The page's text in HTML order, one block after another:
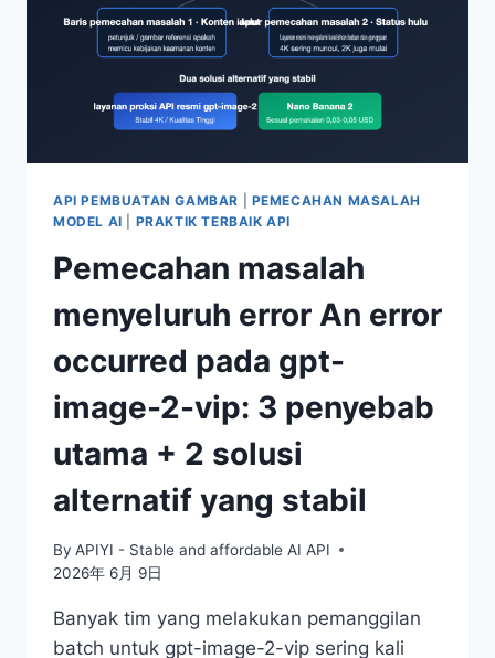
PER
GAMBAR,
MAKSIMAL
GAMBAR,
DAN
PRAKTIS
UNTUK
MASALAH
API PEMBUATAN GAMBAR
PEMECAHAN MASALAH
MODEL AI
PRAKTIK TERBAIK API
Pemecahan masalah
menyeluruh error An error
occurred pada gpt-
image-2-vip: 3 penyebab
utama + 2 solusi
alternatif yang stabil
By APIYI - Stable and affordable AI API
2026年 6月 9日
Banyak tim yang melakukan pemanggilan
batch untuk gpt-image-2-vip sering kali